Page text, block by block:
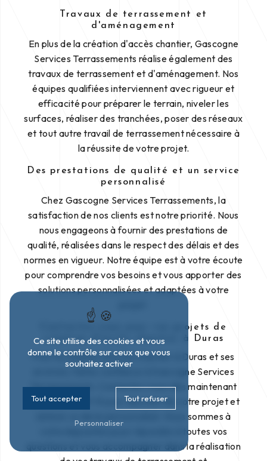
Travaux de terrassement et
d'aménagement
En plus de la création d'accès chantier, Gascogne
Services Terrassements réalise également des
travaux de terrassement et d'aménagement. Nos
équipes qualifiées interviennent avec rigueur et
efficacité pour préparer le terrain, niveler les
surfaces, réaliser des tranchées, poser des réseaux
et tout autre travail de terrassement nécessaire à
la réussite de votre projet.
Des prestations de qualité et un service
personnalisé
Chez Gascogne Services Terrassements, la
satisfaction de nos clients est notre priorité. Nous
nous engageons à fournir des prestations de
qualité, réalisées dans le respect des délais et des
normes en vigueur. Notre équipe est à votre écoute
pour comprendre vos besoins et vous apporter des
solutions personnalisées et adaptées à votre
Contactez-nous pour vos projets de
création d'accès chantier à Duras
Pour la création d'accès chantier à Duras et ses
environs, faites confiance à Gascogne Services
Terrassements. Contactez-nous dès maintenant
au 06 20 26 49 15 pour discuter de votre projet et
obtenir un devis personnalisé. Nous sommes à
votre disposition pour répondre à toutes vos
questions et vous accompagner dans la réalisation
Ce site utilise des cookies et vous
donne le contrôle sur ceux que vous
souhaitez activer
Tout accepter Tout refuser
Personnaliser